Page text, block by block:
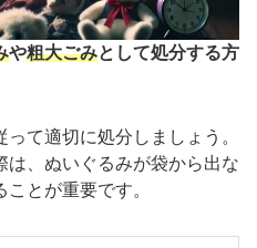
や粗大ごみとして処分する方
て適切に処分しましょう。
、ぬいぐるみが袋から出な
とが重要です。